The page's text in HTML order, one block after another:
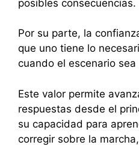
posibles consecuencias.
Por su parte, la
que uno tiene lo
cuando el escenario
Este valor permite
respuestas desde el
su capacidad para
corregir sobre la